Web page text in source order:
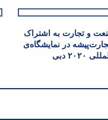
و تجارت به اشتراک
در نمایشگاه‌ی
۲۰۲۰ دبی